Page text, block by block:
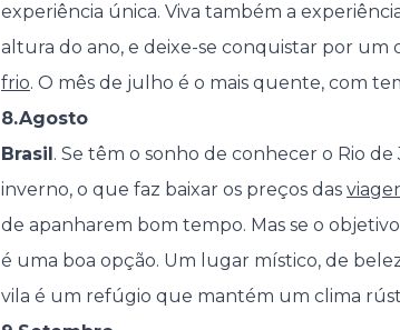
experiência única. Viva também a
altura do ano, e deixe-se conquistar por
frio. O mês de julho é o mais quente, com
8.Agosto
Brasil. Se têm o sonho de conhecer o Rio
inverno, o que faz baixar os preços das
de apanharem bom tempo. Mas se o
é uma boa opção. Um lugar místico, de
vila é um refúgio que mantém um clima